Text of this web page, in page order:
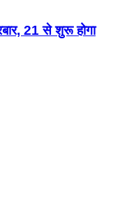
21 से शुरू होगा